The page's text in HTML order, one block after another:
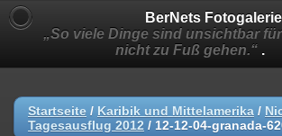
BerNets Fotogalerie
„So viele Dinge sind unsichtbar
nicht zu Fuß gehen.“ .
Startseite / Karibik und Mittelamerika /
Tagesausflug 2012 / 12-12-04-granada-